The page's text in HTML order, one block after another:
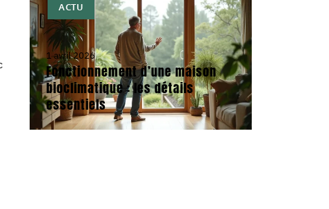
ACTU
1 avril 2026
Fonctionnement d’une maison
bioclimatique : les détails
essentiels